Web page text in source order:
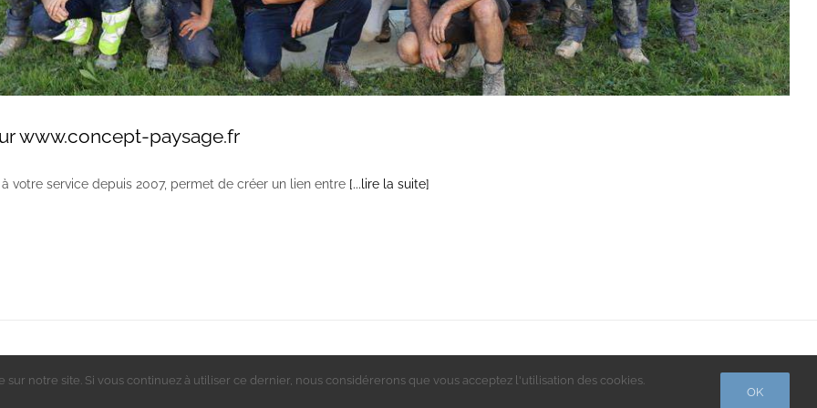
www.concept-paysage.fr
votre service depuis 2007, permet de créer un lien entre [...lire la suite]
notre site. Si vous continuez à utiliser ce dernier, nous considérerons que vous acceptez l'utilisation des cookies.
OK